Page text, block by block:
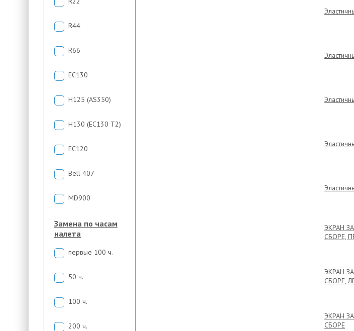
R44
R66
EC130
H125 (AS350)
H130 (EC130 T2)
EC120
Bell 407
MD900
Замена по часам
налета
первые 100 ч.
50 ч.
100 ч.
200 ч.
ЭКРАН
СБОРЕ,
ЭКРАН
СБОРЕ,
ЭКРАН
СБОРЕ